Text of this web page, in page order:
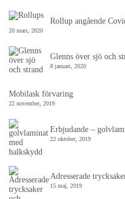
Rollup angående
20 mars, 2020
Glenns över sjö och
8 januari, 2020
Mobilask förvaring
22 november, 2019
Erbjudande –
22 oktober, 2019
Adresserade
15 maj, 2019